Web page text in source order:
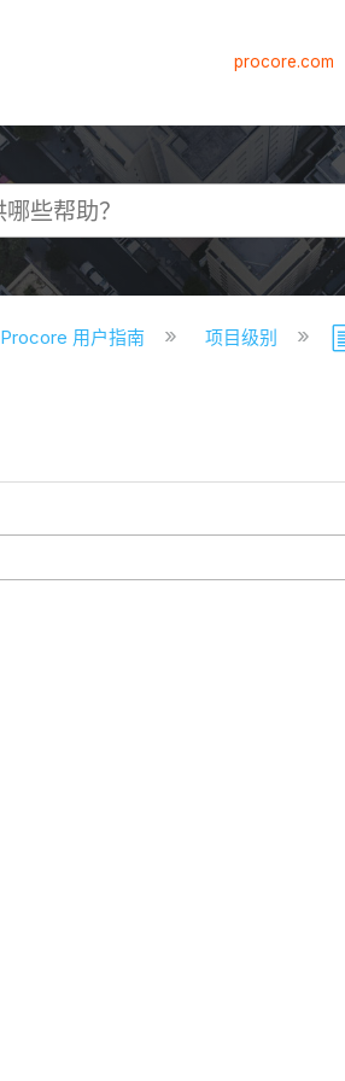
procore.com
Procore 用户指南 项目级别